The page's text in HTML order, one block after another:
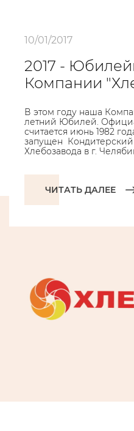
10/01/2017
2017 -
Компании
В этом году наша
летний Юбилей.
считается июнь 1982
запущен Кондитерский
Хлебозавода в г.
ЧИТАТЬ ДАЛЕЕ